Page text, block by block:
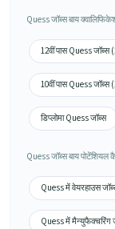
Quess जॉब्स बाय
12वीं पास Quess जॉब्स
10वीं पास Quess जॉब्स
डिप्लोमा Quess जॉब्स
Quess जॉब्स बाय पोटेंशियल
Quess में वेयरहाउस
Quess में मैन्युफैक्चरिंग